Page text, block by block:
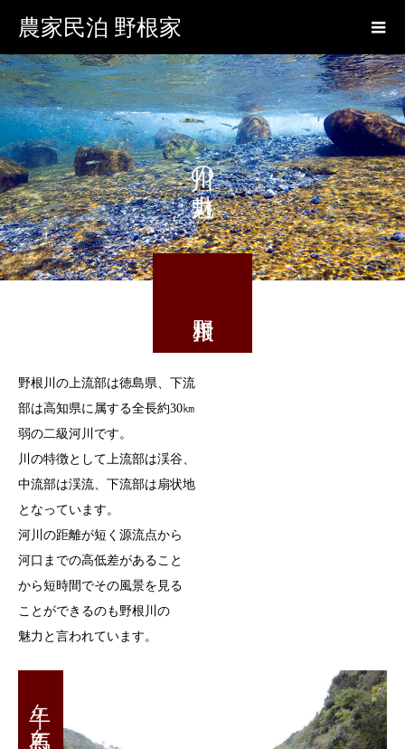
農家民泊 野根家
川の魅力
野根川の上流部は徳島県、下流
部は高知県に属する全長約30㎞
弱の二級河川です。
川の特徴として上流部は渓谷、
中流部は渓流、下流部は扇状地
となっています。
河川の距離が短く源流点から
河口までの高低差があること
から短時間でその風景を見る
ことができるのも野根川の
魅力と言われています。
牛ヶ石馬ヶ石